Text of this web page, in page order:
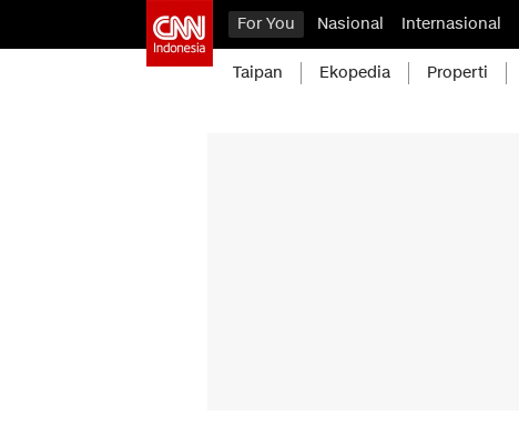
For You Nasional Internasional
Taipan Ekopedia Properti